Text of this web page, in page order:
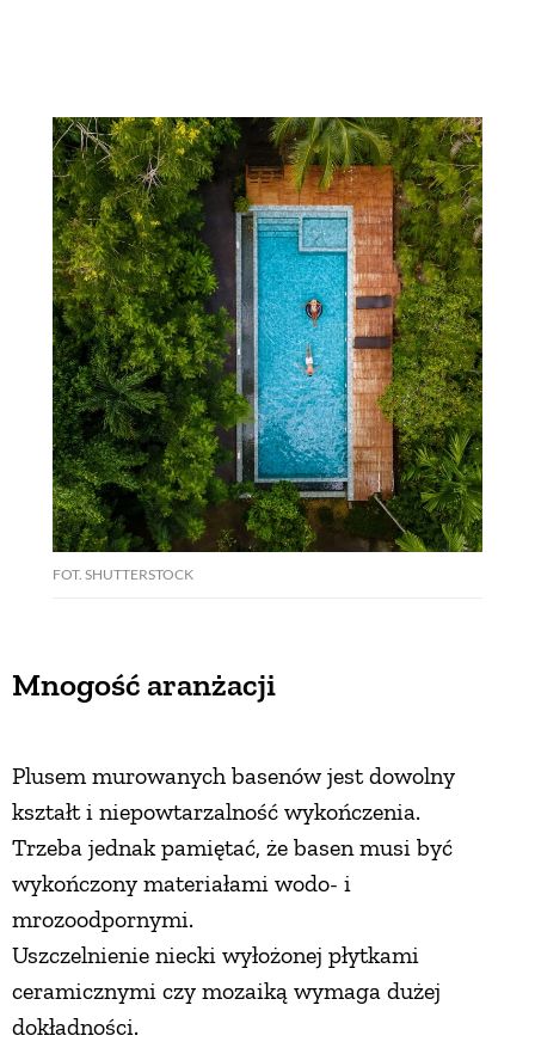
FOT. SHUTTERSTOCK
Mnogość aranżacji
Plusem murowanych basenów jest dowolny
kształt i niepowtarzalność wykończenia.
Trzeba jednak pamiętać, że basen musi być
wykończony materiałami wodo- i
mrozoodpornymi.
Uszczelnienie niecki wyłożonej płytkami
ceramicznymi czy mozaiką wymaga dużej
dokładności.